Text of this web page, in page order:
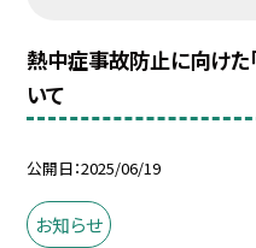
熱中症事故防止に向けた
いて
公開日 2025/06/19
お知らせ